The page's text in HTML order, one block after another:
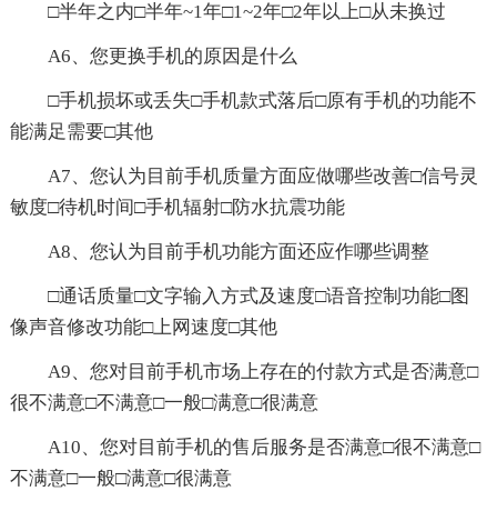
□半年之内□半年~1年□1~2年□2年以上□从未换过
A6、您更换手机的原因是什么
□手机损坏或丢失□手机款式落后□原有手机的功能不
能满足需要□其他
A7、您认为目前手机质量方面应做哪些改善□信号灵
敏度□待机时间□手机辐射□防水抗震功能
A8、您认为目前手机功能方面还应作哪些调整
□通话质量□文字输入方式及速度□语音控制功能□图
像声音修改功能□上网速度□其他
A9、您对目前手机市场上存在的付款方式是否满意□
很不满意□不满意□一般□满意□很满意
A10、您对目前手机的售后服务是否满意□很不满意□
不满意□一般□满意□很满意